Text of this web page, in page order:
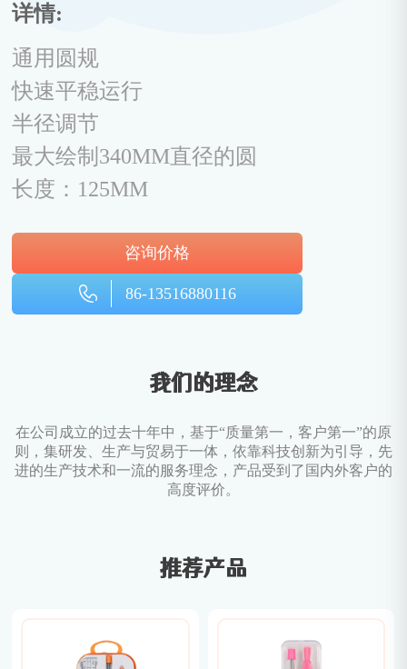
详情:
通用圆规
快速平稳运行
半径调节
最大绘制340MM直径的圆
长度：125MM
咨询价格
86-13516880116
我们的理念
在公司成立的过去十年中，基于“质量第一，客户第一”的原
则，集研发、生产与贸易于一体，依靠科技创新为引导，先
进的生产技术和一流的服务理念，产品受到了国内外客户的
高度评价。
推荐产品